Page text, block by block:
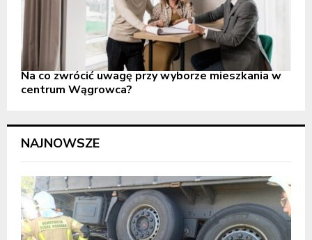
Na co zwrócić uwagę przy wyborze mieszkania w
centrum Wągrowca?
NAJNOWSZE